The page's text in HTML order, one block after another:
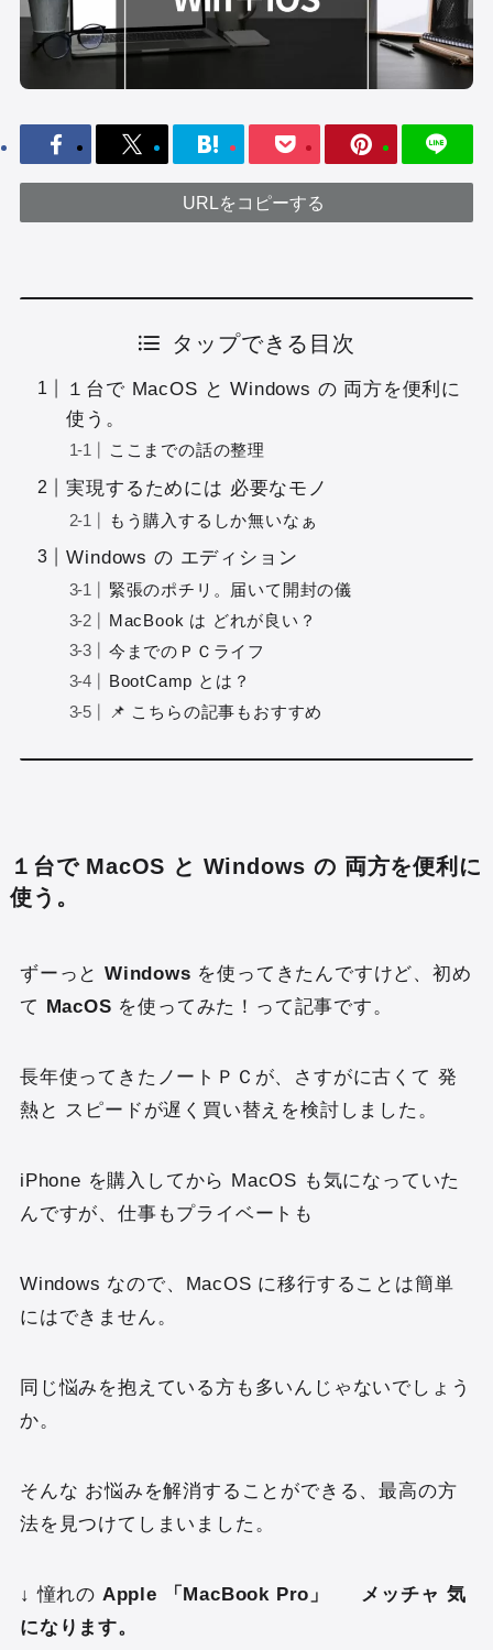
URLをコピーする
タップできる目次
１台で MacOS と Windows の 両方を便利に
使う。
ここまでの話の整理
実現するためには 必要なモノ
もう購入するしか無いなぁ
Windows の エディション
緊張のポチリ。届いて開封の儀
MacBook は どれが良い？
今までのＰＣライフ
BootCamp とは？
📌 こちらの記事もおすすめ
１台で MacOS と Windows の 両方を便利に
使う。
ずーっと Windows を使ってきたんですけど、初め
て MacOS を使ってみた！って記事です。
長年使ってきたノートＰＣが、さすがに古くて 発
熱と スピードが遅く買い替えを検討しました。
iPhone を購入してから MacOS も気になっていた
んですが、仕事もプライベートも
Windows なので、MacOS に移行することは簡単
にはできません。
同じ悩みを抱えている方も多いんじゃないでしょう
か。
そんな お悩みを解消することができる、最高の方
法を見つけてしまいました。
↓ 憧れの Apple 「MacBook Pro」 メッチャ 気
になります。